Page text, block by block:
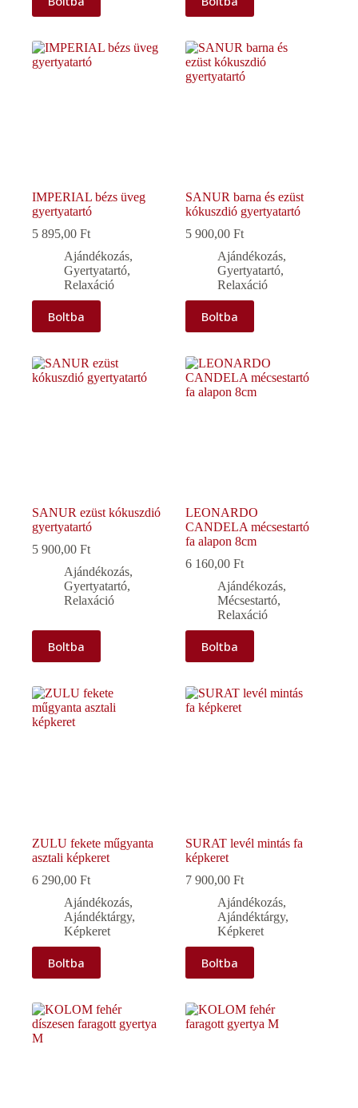
IMPERIAL bézs üveg
gyertyatartó
5 895,00 Ft
Ajándékozás,
Gyertyatartó,
Relaxáció
Boltba
SANUR barna és ezüst
kókuszdió gyertyatartó
5 900,00Ft
Ajándékozás,
Gyertyatartó,
Relaxáció
Boltba
SANUR ezüst kókuszdió
gyertyatartó
5 900,00 Ft
Ajándékozás,
Gyertyatartó,
Relaxáció
Boltba
LEONARDO
CANDELA mécsestartó
fa alapon 8cm
6 160,00Ft
Ajándékozás,
Mécsestartó,
Relaxáció
Boltba
ZULU fekete műgyanta
asztali képkeret
6 290,00 Ft
Ajándékozás,
Ajándéktárgy,
Képkeret
Boltba
SURAT levél mintás fa
képkeret
7 900,00Ft
Ajándékozás,
Ajándéktárgy,
Képkeret
Boltba